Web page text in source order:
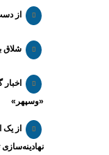
از
شلاق‌
«وسپهر»
از یک